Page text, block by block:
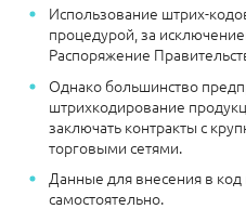
Использование штрих-
процедурой, за
Распоряжение
Однако большинство
штрихкодирование
заключать контракты с
торговыми сетями.
Данные для внесения в
самостоятельно.